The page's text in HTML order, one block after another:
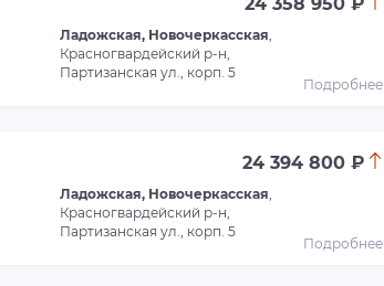
Ладожская, Новочеркасская,
Красногвардейский р-н,
Партизанская ул., корп. 5
Подробнее
24 394 800 ₽
Ладожская, Новочеркасская,
Красногвардейский р-н,
Партизанская ул., корп. 5
Подробнее